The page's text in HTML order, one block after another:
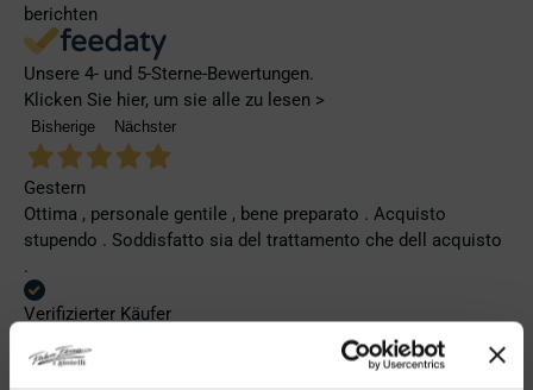
berichten
Unsere 4- und 5-Sterne-Bewertungen.
Klicken Sie hier, um sie alle zu lesen >
Bisherige Nächster
Gestern
Ottima , personale gentile , bene preparato . Acquisto
stupendo . Soddisfatto sia del trattamento che dell acquisto
.
Verifizierter Käufer